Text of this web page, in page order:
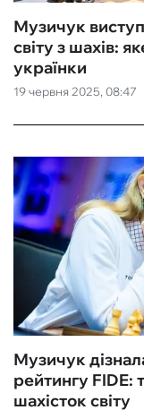
19 червня 2025, 08:47
Музичук
світу з шахів:
українки
Музичук
рейтингу FIDE:
шахісток світу